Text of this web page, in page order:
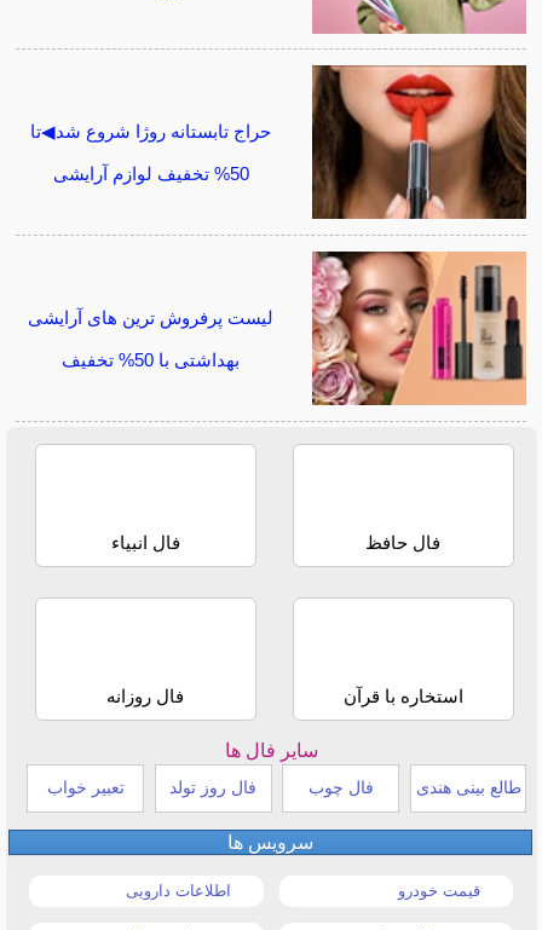
حراج تابستانه روژا شروع شد◀تا
50% تخفیف لوازم آرایشی
لیست پرفروش ترین های آرایشی
بهداشتی با 50% تخفیف
فال حافظ فال انبیاء
استخاره با قرآن فال روزانه
سایر فال ها
طالع بینی هندی فال چوب فال روز تولد تعبیر خواب
سرویس ها
قیمت خودرو اطلاعات دارویی